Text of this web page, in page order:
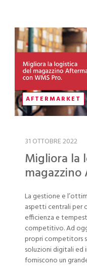
AFTERMARKET
31 OTTOBRE 2022
Migliora la
La gestione e
aspetti centrali per
efficienza e
competitivo. Ad
propri competitors
soluzioni digitali ed
forniscono un